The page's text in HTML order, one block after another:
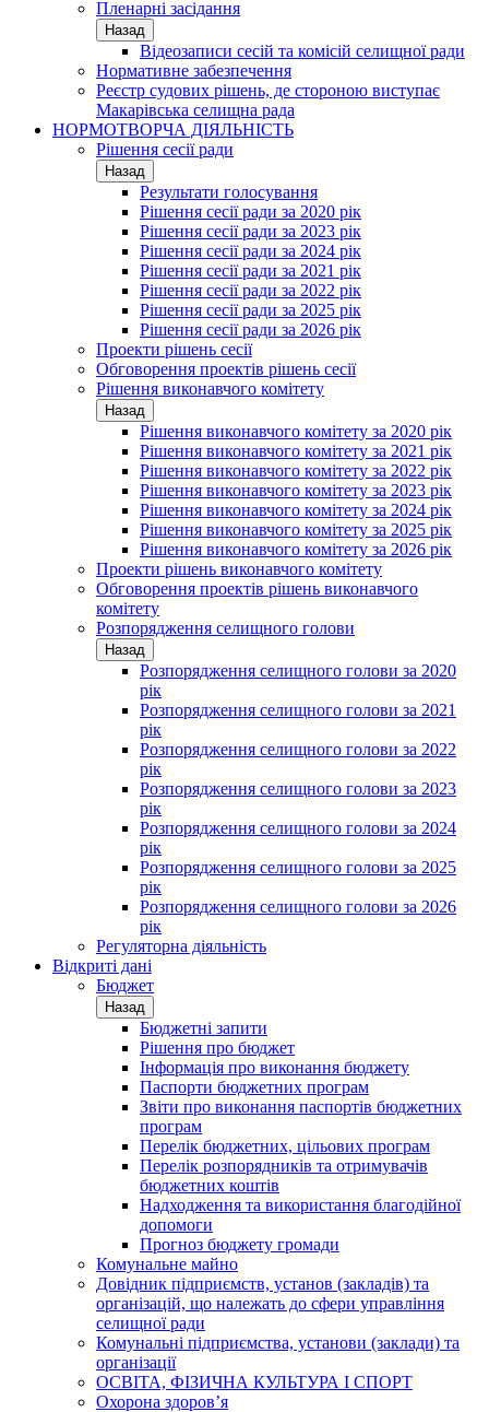
Пленарні засідання
Назад
Відеозаписи сесій та комісій селищної ради
Нормативне забезпечення
Реєстр судових рішень, де стороною виступає
Макарівська селищна рада
НОРМОТВОРЧА ДІЯЛЬНІСТЬ
Рішення сесії ради
Назад
Результати голосування
Рішення сесії ради за 2020 рік
Рішення сесії ради за 2023 рік
Рішення сесії ради за 2024 рік
Рішення сесії ради за 2021 рік
Рішення сесії ради за 2022 рік
Рішення сесії ради за 2025 рік
Рішення сесії ради за 2026 рік
Проекти рішень сесії
Обговорення проектів рішень сесії
Рішення виконавчого комітету
Назад
Рішення виконавчого комітету за 2020 рік
Рішення виконавчого комітету за 2021 рік
Рішення виконавчого комітету за 2022 рік
Рішення виконавчого комітету за 2023 рік
Рішення виконавчого комітету за 2024 рік
Рішення виконавчого комітету за 2025 рік
Рішення виконавчого комітету за 2026 рік
Проекти рішень виконавчого комітету
Обговорення проектів рішень виконавчого
комітету
Розпорядження селищного голови
Назад
Розпорядження селищного голови за 2020
рік
Розпорядження селищного голови за 2021
рік
Розпорядження селищного голови за 2022
рік
Розпорядження селищного голови за 2023
рік
Розпорядження селищного голови за 2024
рік
Розпорядження селищного голови за 2025
рік
Розпорядження селищного голови за 2026
рік
Регуляторна діяльність
Відкриті дані
Бюджет
Назад
Бюджетні запити
Рішення про бюджет
Інформація про виконання бюджету
Паспорти бюджетних програм
Звіти про виконання паспортів бюджетних
програм
Перелік бюджетних, цільових програм
Перелік розпорядників та отримувачів
бюджетних коштів
Надходження та використання благодійної
допомоги
Прогноз бюджету громади
Комунальне майно
Довідник підприємств, установ (закладів) та
організацій, що належать до сфери управління
селищної ради
Комунальні підприємства, установи (заклади) та
організації
ОСВІТА, ФІЗИЧНА КУЛЬТУРА І СПОРТ
Охорона здоров’я